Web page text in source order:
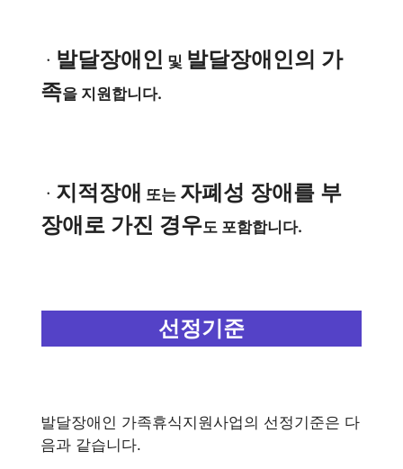
ㆍ 발달장애인 및 발달장애인의 가
족을 지원합니다.
ㆍ 지적장애 또는 자폐성 장애를 부
장애로 가진 경우도 포함합니다.
선정기준
발달장애인 가족휴식지원사업의 선정기준은 다
음과 같습니다.